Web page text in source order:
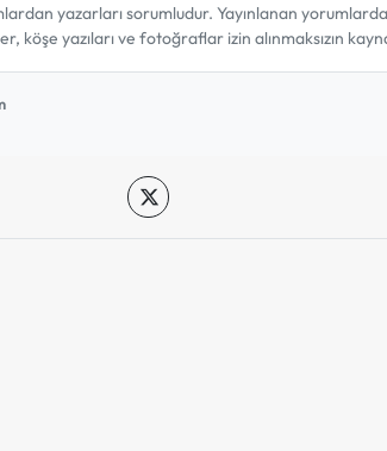
yazarları sorumludur. Yayınlanan
köşe yazıları ve fotoğraflar izin alınmaksızın